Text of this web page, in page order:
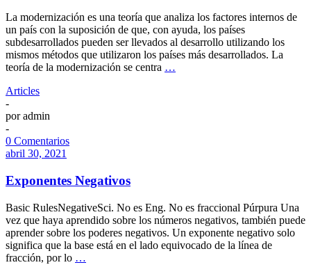
La modernización es una teoría que analiza los factores internos de
un país con la suposición de que, con ayuda, los países
subdesarrollados pueden ser llevados al desarrollo utilizando los
mismos métodos que utilizaron los países más desarrollados. La
teoría de la modernización se centra …
Articles
-
poradmin
-
0 Comentarios
abril 30, 2021
Exponentes Negativos
Basic RulesNegativeSci. No es Eng. No es fraccional Púrpura Una
vez que haya aprendido sobre los números negativos, también puede
aprender sobre los poderes negativos. Un exponente negativo solo
significa que la base está en el lado equivocado de la línea de
fracción, por lo …